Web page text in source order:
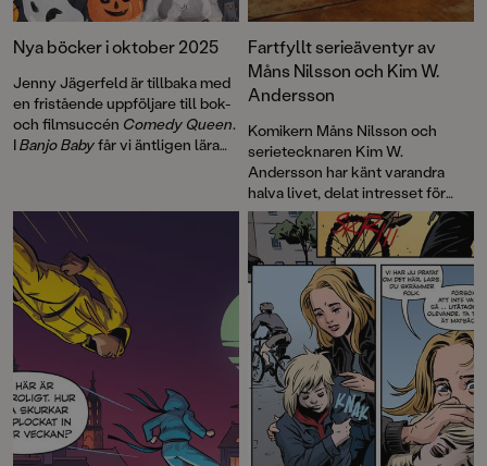
Nya böcker i oktober 2025
Jenny Jägerfeld är tillbaka med
en fristående uppföljare till bok-
och filmsuccén Comedy Queen.
IBanjo Babyfår vi äntligen lära
skog
är första delen i serien
Mörkmarken, en antagligen helt
sann berättelse av den
prisbelönta duon Ylva Karlsson
och Katarina Strömgård.
Dessutom kommer en fartfylld
bok för alla som älskar
Halloween och flera böcker med
jultema. Bland dem årets
fantastiska adventsbok och en
helt ny berättelse om Alfons
Åberg!
Fartfyllt serieäventyr av
Måns Nilsson och Kim W.
Andersson
Komikern Måns Nilsson och
serietecknaren Kim W.
Andersson har känt varandra
halva livet, delat intresset för
tecknade serier men aldrig gjort
något tillsammans, förrän nu!
Resultatet är ett spännande,
färgsprakande och halsbrytande
äventyr med Andromeda och
resten av UFO-klubben.